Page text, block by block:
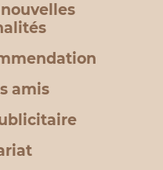
amis